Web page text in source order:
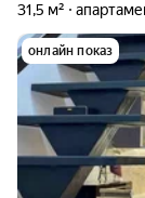
31,5 м²
онлайн показ